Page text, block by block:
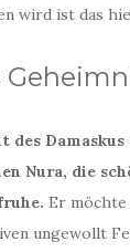
wird ist das
des
Nura, die
Er
ungewollt